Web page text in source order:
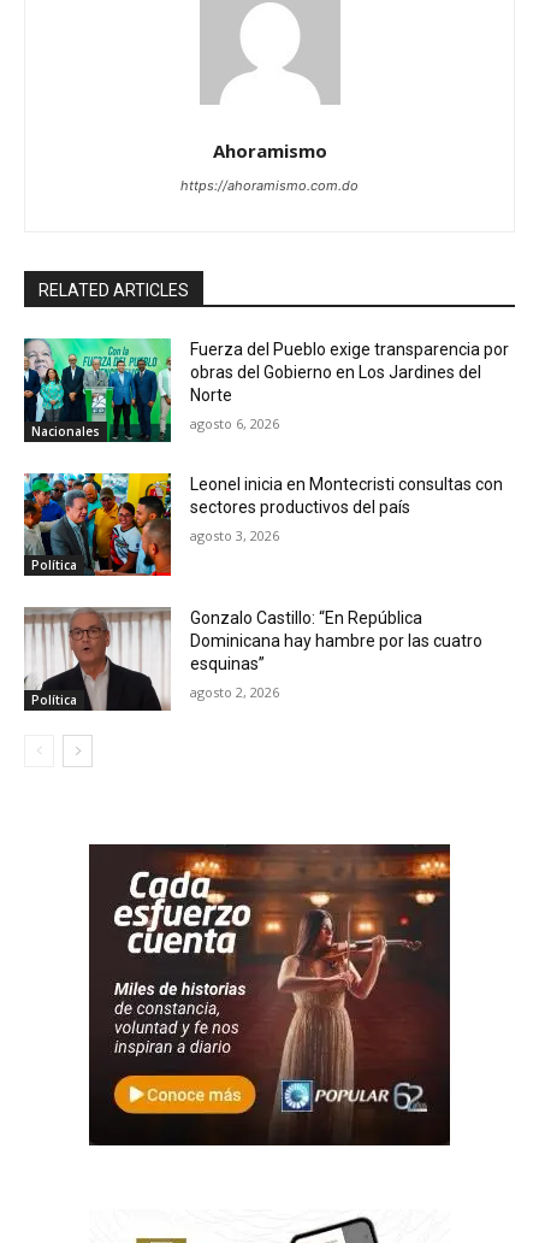
Ahoramismo
https://ahoramismo.com.do
RELATED ARTICLES
Nacionales
Fuerza del Pueblo exige transparencia por
obras del Gobierno en Los Jardines del
Norte
agosto 6, 2026
Política
Leonel inicia en Montecristi consultas con
sectores productivos del país
agosto 3, 2026
Política
Gonzalo Castillo: “En República
Dominicana hay hambre por las cuatro
esquinas”
agosto 2, 2026